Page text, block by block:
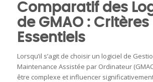
Comparatif des
de GMAO : Critères
Essentiels
Lorsqu’il s’agit de choisir un logiciel de
Maintenance Assistée par Ordinateur
être complexe et influencer